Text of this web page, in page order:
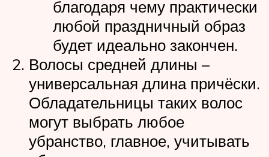
благодаря чему практически
любой праздничный образ
будет идеально закончен.
Волосы средней длины –
универсальная длина причёски.
Обладательницы таких волос
могут выбрать любое
убранство, главное, учитывать